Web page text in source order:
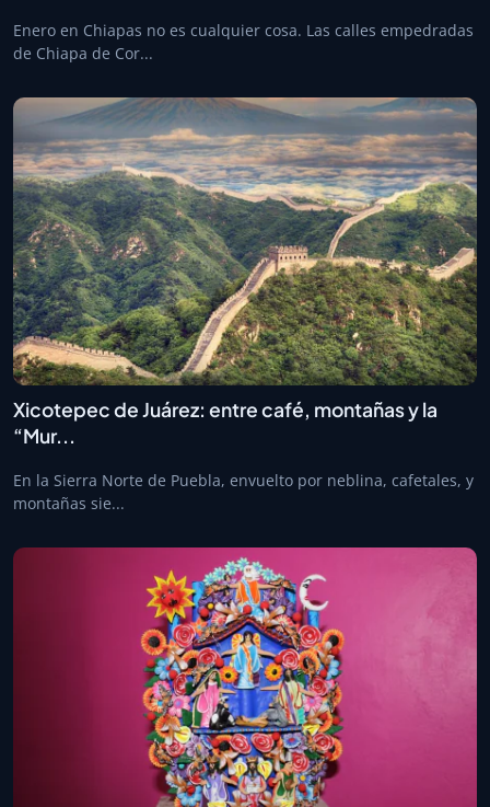
Enero en Chiapas no es cualquier cosa. Las calles empedradas
de Chiapa de Cor...
Xicotepec de Juárez: entre café, montañas y la
“Mur...
En la Sierra Norte de Puebla, envuelto por neblina, cafetales, y
montañas sie...